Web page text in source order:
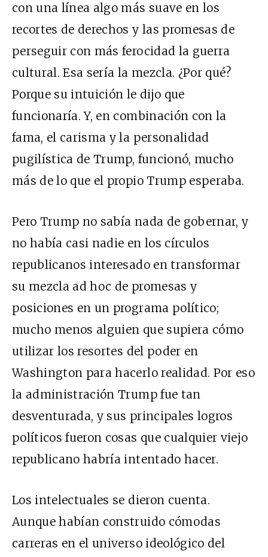
con una línea algo más suave en los
recortes de derechos y las promesas de
perseguir con más ferocidad la guerra
cultural. Esa sería la mezcla. ¿Por qué?
Porque su intuición le dijo que
funcionaría. Y, en combinación con la
fama, el carisma y la personalidad
pugilística de Trump, funcionó, mucho
más de lo que el propio Trump esperaba.
Pero Trump no sabía nada de gobernar, y
no había casi nadie en los círculos
republicanos interesado en transformar
su mezcla ad hoc de promesas y
posiciones en un programa político;
mucho menos alguien que supiera cómo
utilizar los resortes del poder en
Washington para hacerlo realidad. Por eso
la administración Trump fue tan
desventurada, y sus principales logros
políticos fueron cosas que cualquier viejo
republicano habría intentado hacer.
Los intelectuales se dieron cuenta.
Aunque habían construido cómodas
carreras en el universo ideológico del